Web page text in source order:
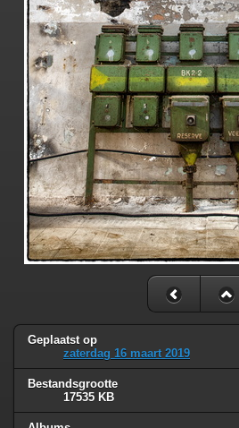
Geplaatst op
zaterdag 16 maart 2019
Bestandsgrootte
17535 KB